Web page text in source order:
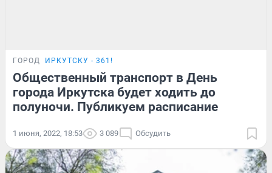
ГОРОД ИРКУТСКУ - 361!
Общественный транспорт в День
города Иркутска будет ходить до
полуночи. Публикуем расписание
1 июня, 2022, 18:53 3 089 Обсудить